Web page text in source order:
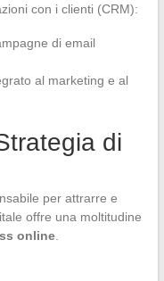
con i clienti (CRM):
di email
al marketing e al
di
per attrarre e
offre una moltitudine
online.